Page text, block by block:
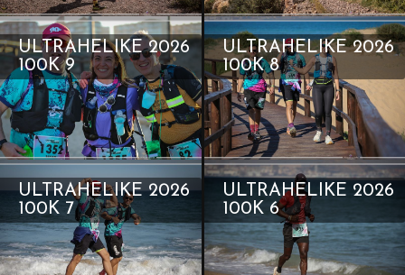
ULTRAHELIKE 2026
100K 9
ULTRAHELIKE 2026
100K 8
ULTRAHELIKE 2026
100K 7
ULTRAHELIKE 2026
100K 6